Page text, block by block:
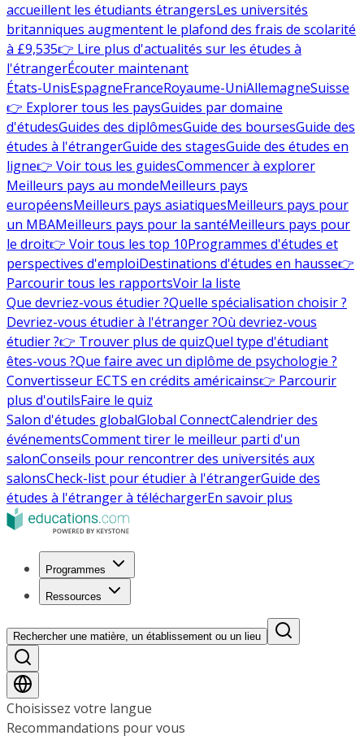
accueillent les étudiants étrangersLes universités
britanniques augmentent le plafond des frais de scolarité
à £9,535👉 Lire plus d'actualités sur les études à
l'étrangerÉcouter maintenant
États-UnisEspagneFranceRoyaume-UniAllemagneSuisse
👉 Explorer tous les paysGuides par domaine
d'étudesGuides des diplômesGuide des boursesGuide des
études à l'étrangerGuide des stagesGuide des études en
ligne👉 Voir tous les guidesCommencer à explorer
Meilleurs pays au mondeMeilleurs pays
européensMeilleurs pays asiatiquesMeilleurs pays pour
un MBAMeilleurs pays pour la santéMeilleurs pays pour
le droit👉 Voir tous les top 10Programmes d'études et
perspectives d'emploiDestinations d'études en hausse👉
Parcourir tous les rapportsVoir la liste
Que devriez-vous étudier ?Quelle spécialisation choisir ?
Devriez-vous étudier à l'étranger ?Où devriez-vous
étudier ?👉 Trouver plus de quizQuel type d'étudiant
êtes-vous ?Que faire avec un diplôme de psychologie ?
Convertisseur ECTS en crédits américains👉 Parcourir
plus d'outilsFaire le quiz
Salon d'études globalGlobal ConnectCalendrier des
événementsComment tirer le meilleur parti d'un
salonConseils pour rencontrer des universités aux
salonsCheck-list pour étudier à l'étrangerGuide des
études à l'étranger à téléchargerEn savoir plus
Programmes
Ressources
Rechercher une matière, un établissement ou un lieu
Choisissez votre langue
Recommandations pour vous